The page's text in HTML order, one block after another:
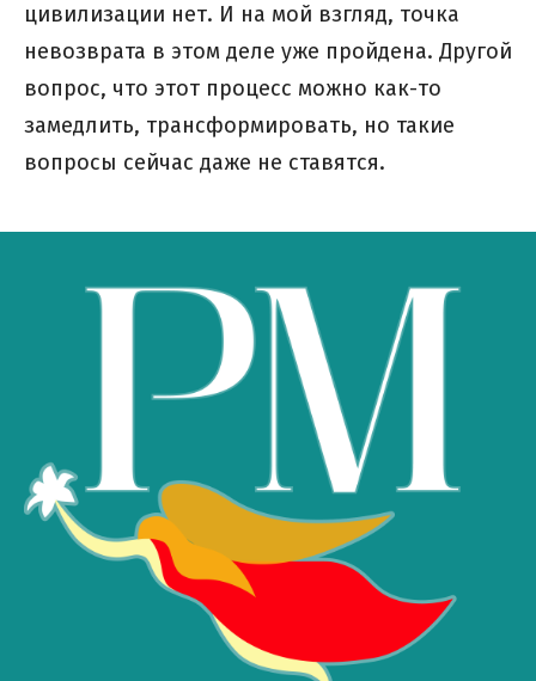
цивилизации нет. И на мой взгляд, точка
невозврата в этом деле уже пройдена. Другой
вопрос, что этот процесс можно как-то
замедлить, трансформировать, но такие
вопросы сейчас даже не ставятся.